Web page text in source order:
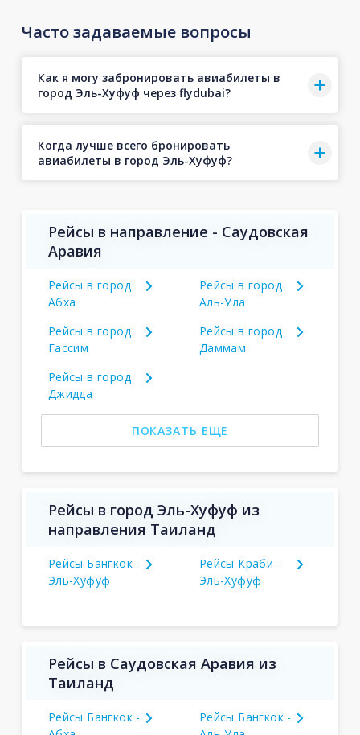
Часто задаваемые вопросы
Как я могу забронировать авиабилеты в
город Эль-Хуфуф через flydubai?
Когда лучше всего бронировать
авиабилеты в город Эль-Хуфуф?
Рейсы в направление - Саудовская
Аравия
Рейсы в город
Абха
Рейсы в город
Аль-Ула
Рейсы в город
Гассим
Рейсы в город
Даммам
Рейсы в город
Джидда
ПОКАЗАТЬ ЕЩЕ
Рейсы в город Эль-Хуфуф из
направления Таиланд
Рейсы Бангкок -
Эль-Хуфуф
Рейсы Краби -
Эль-Хуфуф
Рейсы в Саудовская Аравия из
Таиланд
Рейсы Бангкок -
Рейсы Бангкок -